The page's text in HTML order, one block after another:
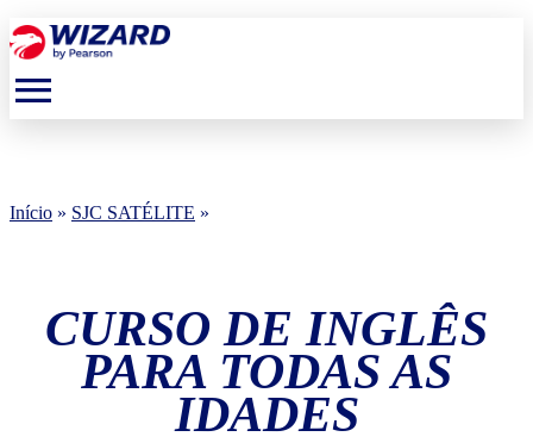
menu
Início » SJC SATÉLITE »
CURSO DE INGLÊS
PARA TODAS AS
IDADES